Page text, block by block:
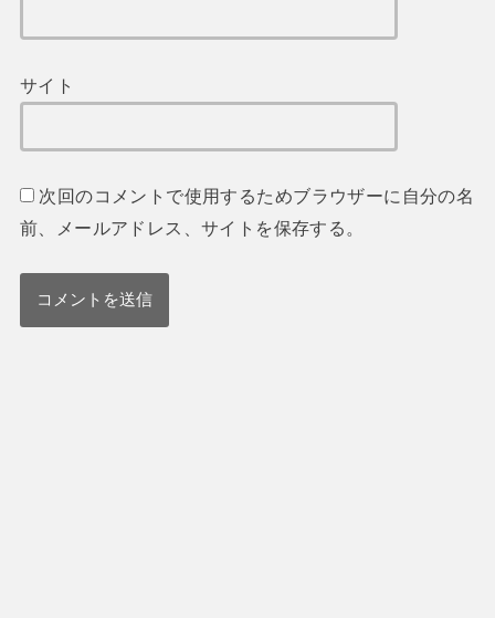
サイト
次回のコメントで使用するためブラウザーに自分の名
前、メールアドレス、サイトを保存する。